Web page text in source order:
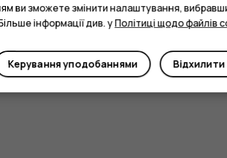
ви зможете змінити налаштування,
інформації див. уПолітиці щодо файлів
Відхилити
Керування уподобаннями